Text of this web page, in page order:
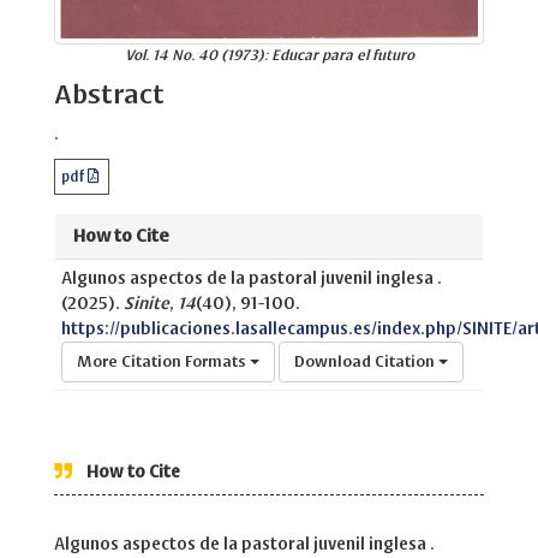
Vol. 14 No. 40 (1973): Educar para el futuro
Abstract
.
pdf
How to Cite
Algunos aspectos de la pastoral juvenil inglesa .
(2025). Sinite, 14(40), 91-100.
https://publicaciones.lasallecampus.es/index.php/SINITE/
More Citation Formats Download Citation
How to Cite
Algunos aspectos de la pastoral juvenil inglesa .